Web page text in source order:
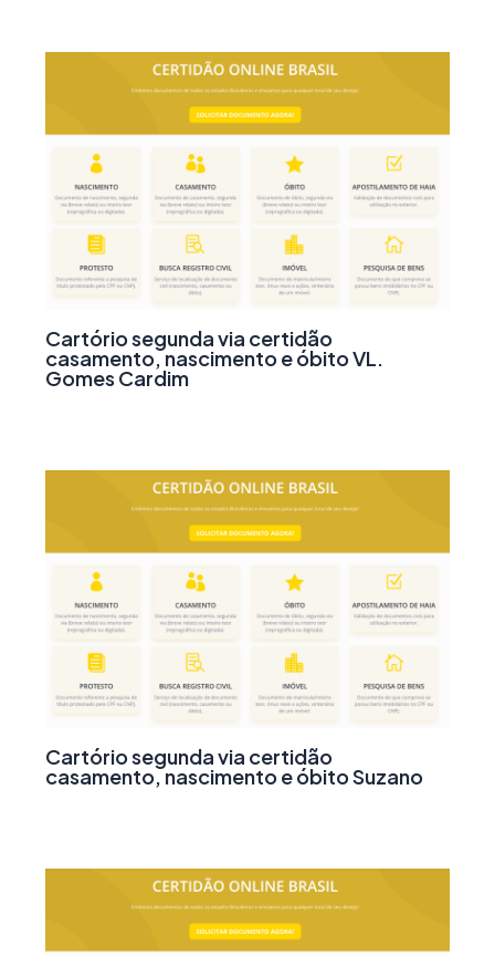
Cartório segunda via certidão
casamento, nascimento e óbito VL.
Gomes Cardim
Cartório segunda via certidão
casamento, nascimento e óbito Suzano